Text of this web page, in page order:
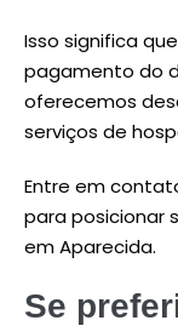
Isso significa
pagamento do
oferecemos
serviços de
Entre em
para posicionar
em Aparecida.
Se